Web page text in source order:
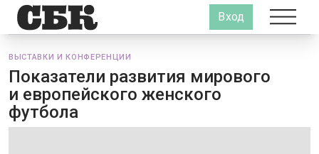
Вход
ВЫСТАВКИ И КОНФЕРЕНЦИИ
Показатели развития мирового
и европейского женского
футбола